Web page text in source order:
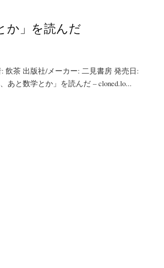
か」を読んだ
飲茶 出版社/メーカー: 二見書房 発売日:
あと数学とか」を読んだ – cloned.lo...